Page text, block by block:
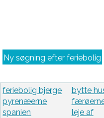
Ny søgning efter feriebolig
feriebolig bjerge
pyrenæerne
spanien
bytte
leje af